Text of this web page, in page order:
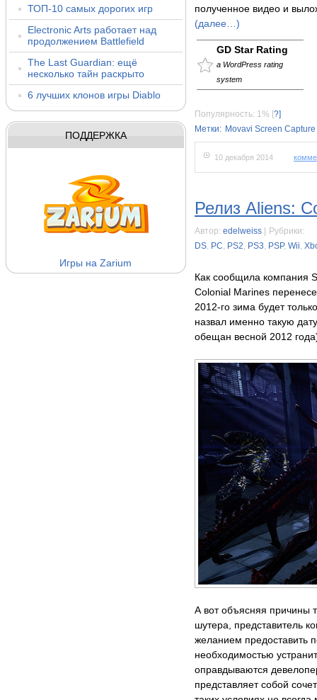
ТОП-10 самых дорогих игр
Electronic Arts работает над
продолжением Battlefield
The Last Guardian: ещё
несколько тайн раскрыто
6 лучших клонов игры Diablo
ПОДДЕРЖКА
Игры на Zarium
полученное видео и
(далее…)
GD Star Rating
a WordPress rating
system
Популярность: 1% [?]
Метки: Movavi Screen
10 декабря 2014
Релиз Aliens:
Автор: edelweiss
Рубрики:
DS, PC, PS2, PS3, PSP, Wii,
Как сообщила компания
Colonial Marines
2012-го зима будет
назвал именно такую
обещан весной 2012
А вот объясняя причины
шутера, представитель
желанием предоставить
необходимостью
оправдываются
представляет собой